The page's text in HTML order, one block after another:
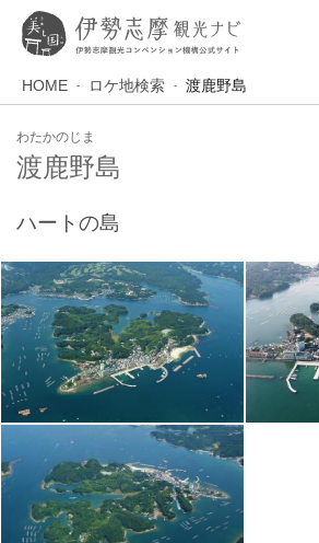
HOME ロケ地検索 渡鹿野島
わたかのじま
渡鹿野島
ハートの島